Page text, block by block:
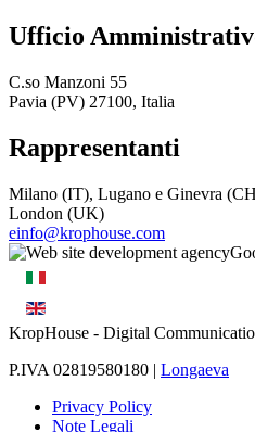
Ufficio
C.so Manzoni 55
Pavia (PV) 27100, Italia
Rappresentanti
Milano (IT), Lugano e Ginevra
London (UK)
einfo@krophouse.com
KropHouse - Digital
P.IVA 02819580180 | Longaeva
Privacy Policy
Note Legali